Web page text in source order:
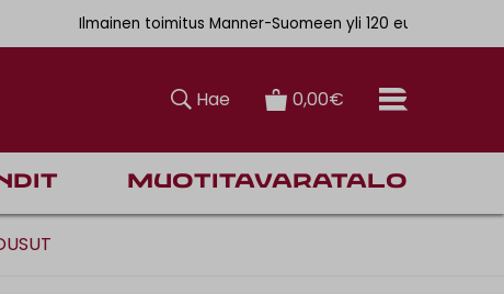
Ilmainen toimitus Manner-Suomeen yli 120 euron tilauksiin
Hae 0,00€
Muotitavaratalo